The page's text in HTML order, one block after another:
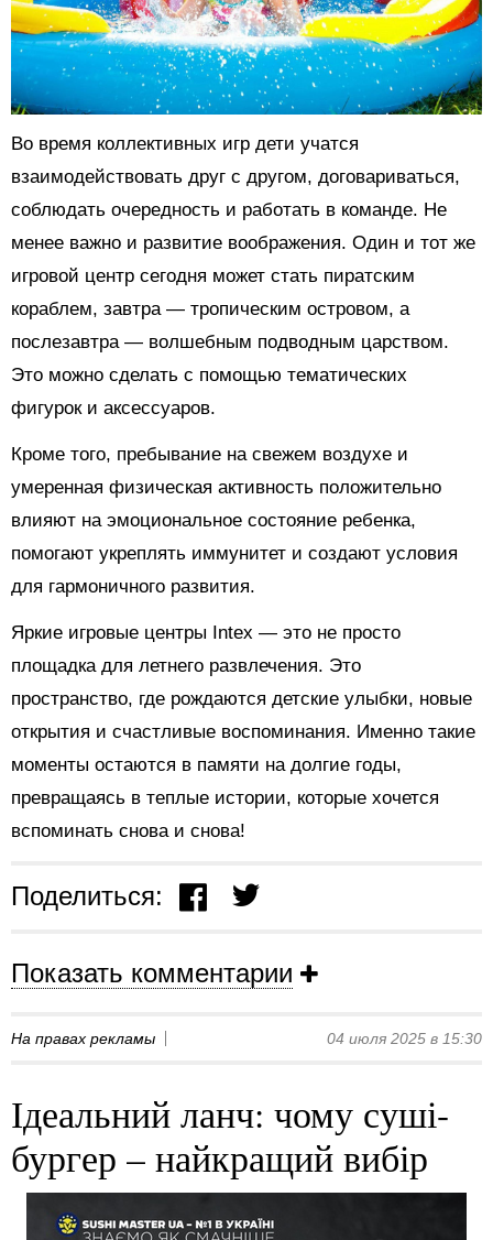
Во время коллективных игр дети учатся
взаимодействовать друг с другом, договариваться,
соблюдать очередность и работать в команде. Не
менее важно и развитие воображения. Один и тот же
игровой центр сегодня может стать пиратским
кораблем, завтра — тропическим островом, а
послезавтра — волшебным подводным царством.
Это можно сделать с помощью тематических
фигурок и аксессуаров.
Кроме того, пребывание на свежем воздухе и
умеренная физическая активность положительно
влияют на эмоциональное состояние ребенка,
помогают укреплять иммунитет и создают условия
для гармоничного развития.
Яркие игровые центры Intex — это не просто
площадка для летнего развлечения. Это
пространство, где рождаются детские улыбки, новые
открытия и счастливые воспоминания. Именно такие
моменты остаются в памяти на долгие годы,
превращаясь в теплые истории, которые хочется
вспоминать снова и снова!
Поделиться:
Показать комментарии
На правах рекламы 04 июля 2025 в 15:30
Ідеальний ланч: чому суші-
бургер – найкращий вибір